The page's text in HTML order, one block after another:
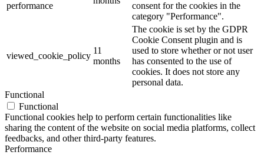
performance
consent for the cookies in the
category "Performance".
viewed_cookie_policy
11
months
The cookie is set by the GDPR
Cookie Consent plugin and is
used to store whether or not user
has consented to the use of
cookies. It does not store any
personal data.
Functional
Functional
Functional cookies help to perform certain functionalities like
sharing the content of the website on social media platforms, collect
feedbacks, and other third-party features.
Performance